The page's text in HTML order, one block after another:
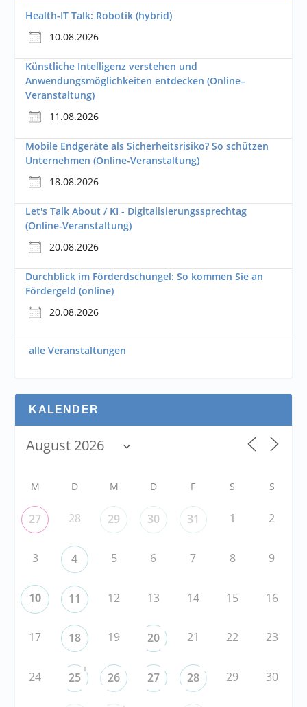
Health-IT Talk: Robotik (hybrid)
10.08.2026
Künstliche Intelligenz verstehen und
Anwendungsmöglichkeiten entdecken (Online–
Veranstaltung)
11.08.2026
Mobile Endgeräte als Sicherheitsrisiko? So schützen
Unternehmen (Online-Veranstaltung)
18.08.2026
Let's Talk About / KI - Digitalisierungssprechtag
(Online-Veranstaltung)
20.08.2026
Durchblick im Förderdschungel: So kommen Sie an
Fördergeld (online)
20.08.2026
alle Veranstaltungen
KALENDER
M D M D F S S
27 28 29 30 31 1 2
3 4 5 6 7 8 9
10 11 12 13 14 15 16
17 18 19 20 21 22 23
24 25
+
26 27 28 29 30